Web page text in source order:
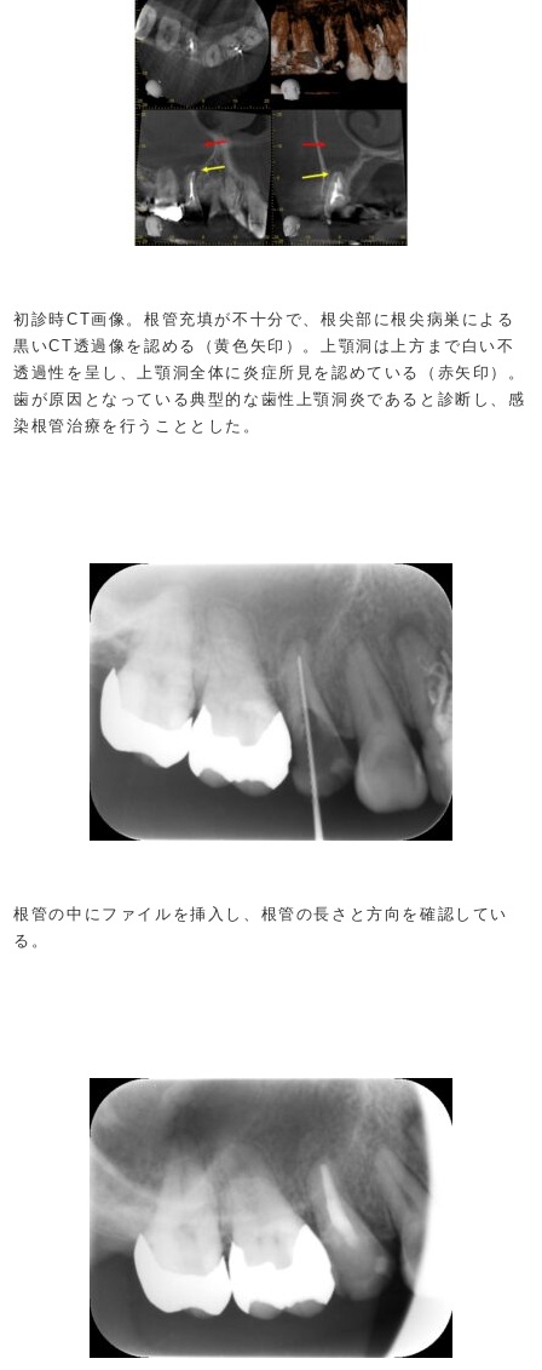
初診時CT画像。根管充填が不十分で、根尖部に根尖病巣による
黒いCT透過像を認める（黄色矢印）。上顎洞は上方まで白い不
透過性を呈し、上顎洞全体に炎症所見を認めている（赤矢印）。
歯が原因となっている典型的な歯性上顎洞炎であると診断し、感
染根管治療を行うこととした。
根管の中にファイルを挿入し、根管の長さと方向を確認してい
る。